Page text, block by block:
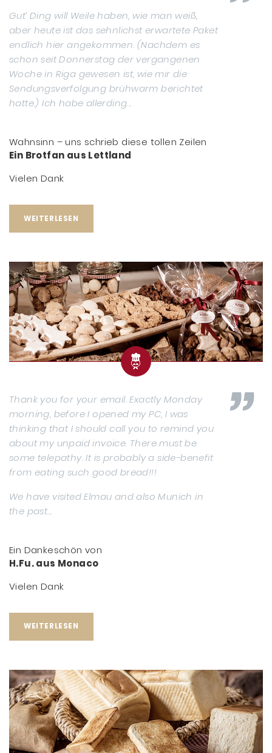
Gut’ Ding will Weile haben, wie man weiß,
aber heute ist das sehnlichst erwartete Paket
endlich hier angekommen. (Nachdem es
schon seit Donnerstag der vergangenen
Woche in Riga gewesen ist, wie mir die
Sendungsverfolgung brühwarm berichtet
hatte.) Ich habe allerding...
Wahnsinn – uns schrieb diese tollen Zeilen
Ein Brotfan aus Lettland
Vielen Dank
WEITERLESEN
Thank you for your email. Exactly Monday
morning, before I opened my PC, I was
thinking that I should call you to remind you
about my unpaid invoice. There must be
some telepathy. It is probably a side-benefit
from eating such good bread!!!
We have visited Elmau and also Munich in
the past...
Ein Dankeschön von
H.Fu. aus Monaco
Vielen Dank
WEITERLESEN